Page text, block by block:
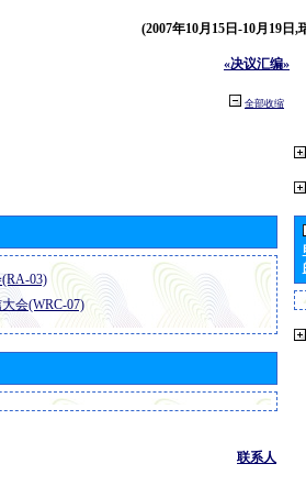
(2007年10月15日-10月19日,
«决议汇编»
全部收缩
03)
会(WRC-07)
联系人